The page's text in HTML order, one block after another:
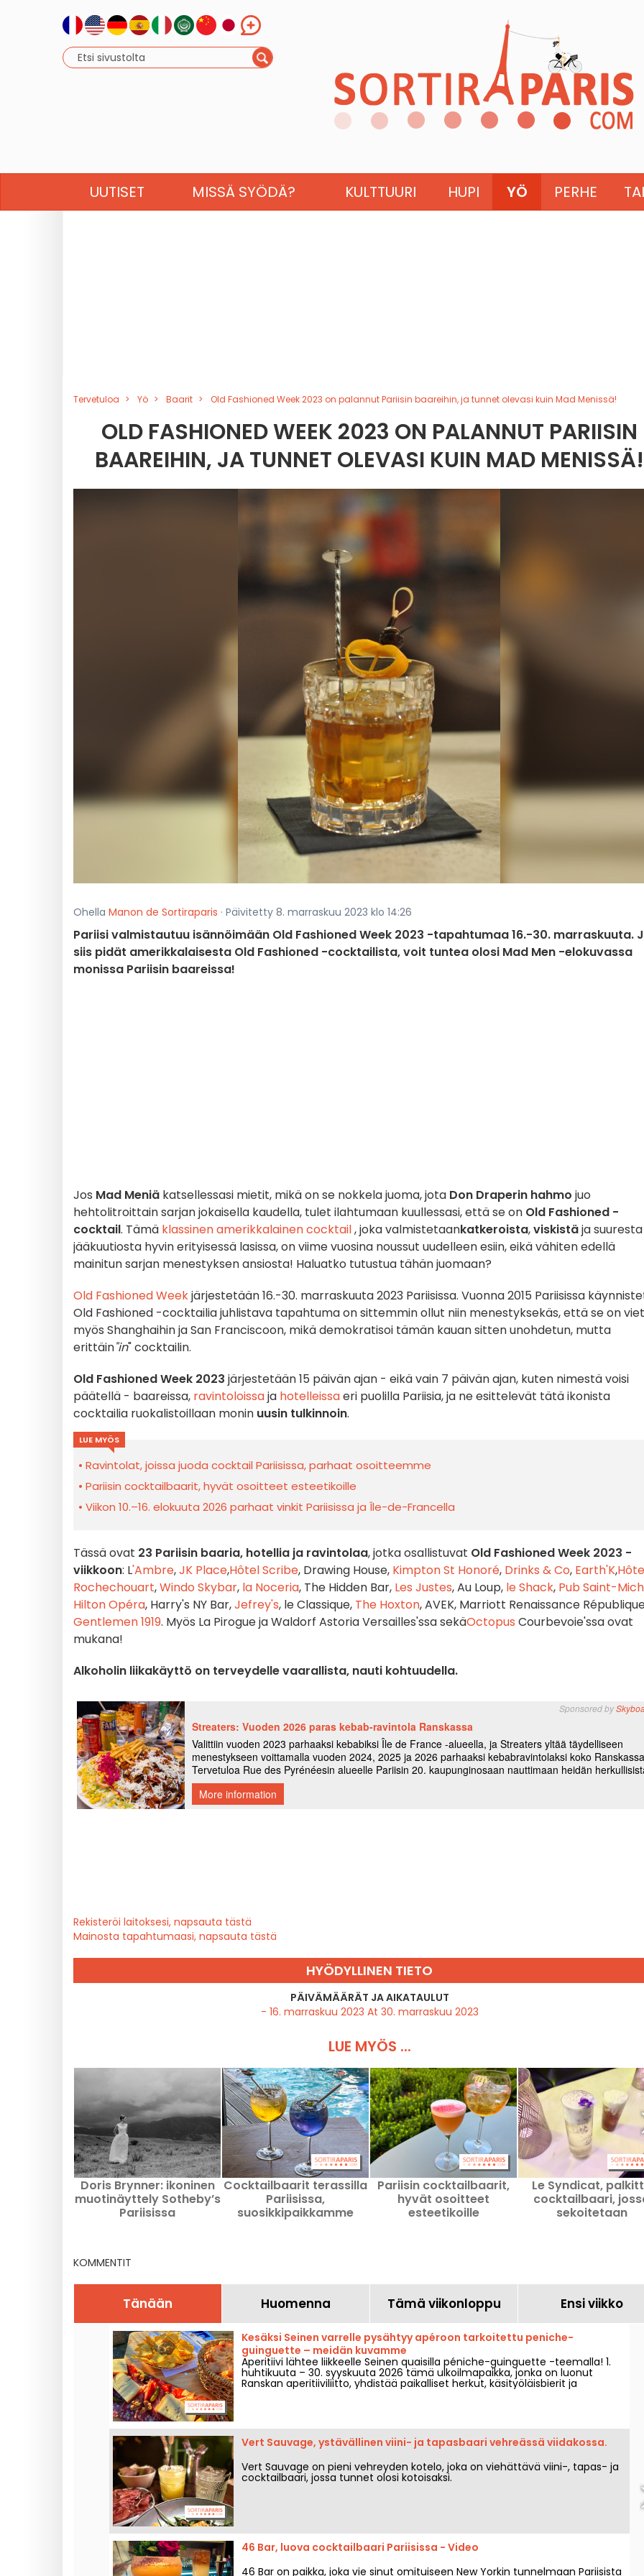
UUTISET MISSÄ SYÖDÄ? KULTTUURI HUPI YÖ PERHE
Tervetuloa Yö Baarit Old Fashioned Week 2023 on palannut Pariisin baareihin, ja tunnet olevasi kuin Mad Menissä!
OLD FASHIONED WEEK 2023 ON PALANNUT PARIISIN
BAAREIHIN, JA TUNNET OLEVASI KUIN MAD MENISSÄ!
Ohella Manon de Sortiraparis · Päivitetty 8. marraskuu 2023 klo 14:26
Pariisi valmistautuu isännöimään Old Fashioned Week 2023 -tapahtumaa 16.-30. marraskuuta.
siis pidät amerikkalaisesta Old Fashioned -cocktailista, voit tuntea olosi Mad Men -elokuvassa
monissa Pariisin baareissa!
Jos Mad Meniä katsellessasi mietit, mikä on se nokkela juoma, jota Don Draperin hahmo juo
hehtolitroittain sarjan jokaisella kaudella, tulet ilahtumaan kuullessasi, että se on Old Fashioned -
cocktail. Tämä klassinen amerikkalainen cocktail, joka valmistetaankatkeroista,viskistäja suuresta
jääkuutiosta hyvin erityisessä lasissa, on viime vuosina noussut uudelleen esiin, eikä vähiten edellä
mainitun sarjan menestyksen ansiosta! Haluatko tutustua tähän juomaan?
Old Fashioned Weekjärjestetään 16.-30. marraskuuta 2023 Pariisissa. Vuonna 2015 Pariisissa
Old Fashioned -cocktailia juhlistava tapahtuma on sittemmin ollut niin menestyksekäs, että se on
myös Shanghaihin ja San Franciscoon, mikä demokratisoi tämän kauan sitten unohdetun, mutta
erittäin"in" cocktailin.
Old Fashioned Week 2023 järjestetään 15 päivän ajan - eikä vain 7 päivän ajan, kuten nimestä voisi
päätellä - baareissa, ravintoloissaja hotelleissaeri puolilla Pariisia, ja ne esittelevät tätä ikonista
cocktailia ruokalistoillaan monin uusin tulkinnoin.
LUE MYÖS
Ravintolat, joissa juoda cocktail Pariisissa, parhaat osoitteemme
Pariisin cocktailbaarit, hyvät osoitteet esteetikoille
Viikon 10.–16. elokuuta 2026 parhaat vinkit Pariisissa ja Île-de-Francella
Tässä ovat 23 Pariisin baaria, hotellia ja ravintolaa, jotka osallistuvat Old Fashioned Week 2023 -
viikkoon: L'Ambre,JK Place,Hôtel Scribe, Drawing House, Kimpton St Honoré, Drinks & Co, Earth'K,
Rochechouart,Windo Skybar, la Noceria, The Hidden Bar, Les Justes, Au Loup, le Shack, Pub Saint-
Hilton Opéra, Harry's NY Bar,Jefrey's, le Classique, The Hoxton, AVEK, Marriott Renaissance
Gentlemen 1919. Myös La Pirogue ja Waldorf Astoria Versailles'ssa sekäOctopus Courbevoie'ssa ovat
mukana!
Alkoholin liikakäyttö on terveydelle vaarallista, nauti kohtuudella.
Rekisteröi laitoksesi, napsauta tästä
Mainosta tapahtumaasi, napsauta tästä
HYÖDYLLINEN TIETO
PÄIVÄMÄÄRÄT JA AIKATAULUT
- 16. marraskuu 2023 At 30. marraskuu 2023
LUE MYÖS ...
Doris Brynner: ikoninen
muotinäyttely Sotheby’s
Pariisissa
Cocktailbaarit terassilla
Pariisissa,
suosikkipaikkamme
Pariisin cocktailbaarit,
hyvät osoitteet
esteetikoille
Le Syndicat,
cocktailbaari,
sekoitetaan
KOMMENTIT
Tänään Huomenna Tämä viikonloppu Ensi viikko
Kesäksi Seinen varrelle pysähtyy apéroon tarkoitettu peniche-
guinguette – meidän kuvamme
Aperitiivi lähtee liikkeelle Seinen quaisilla péniche-guinguette -teemalla! 1.
huhtikuuta – 30. syyskuuta 2026 tämä ulkoilmapaikka, jonka on luonut
Ranskan aperitiiviliitto, yhdistää paikalliset herkut, käsityöläisbierit ja
Vert Sauvage, ystävällinen viini- ja tapasbaari vehreässä viidakossa.
Vert Sauvage on pieni vehreyden kotelo, joka on viehättävä viini-, tapas- ja
cocktailbaari, jossa tunnet olosi kotoisaksi.
46 Bar, luova cocktailbaari Pariisissa - Video
46 Bar on paikka, joka vie sinut omituiseen New Yorkin tunnelmaan Pariisista